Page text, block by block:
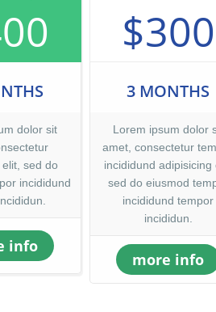
dolor sit
sed do
incididund
info
$300
3 MONTHS
Lorem ipsum dolor
amet, consectetur
incididund adipisicing
sed do eiusmod
incididund tempor
incididun.
more info